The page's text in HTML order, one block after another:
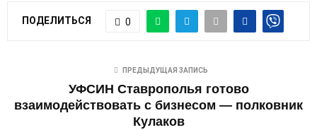
ПОДЕЛИТЬСЯ 0
ПРЕДЫДУЩАЯ ЗАПИСЬ
УФСИН Ставрополья готово
взаимодействовать с бизнесом — полковник
Кулаков